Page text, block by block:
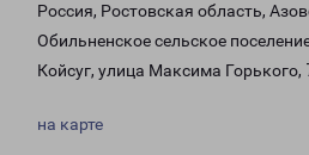
Россия, Ростовская область,
Обильненское сельское
Койсуг, улица Максима Горького,
на карте